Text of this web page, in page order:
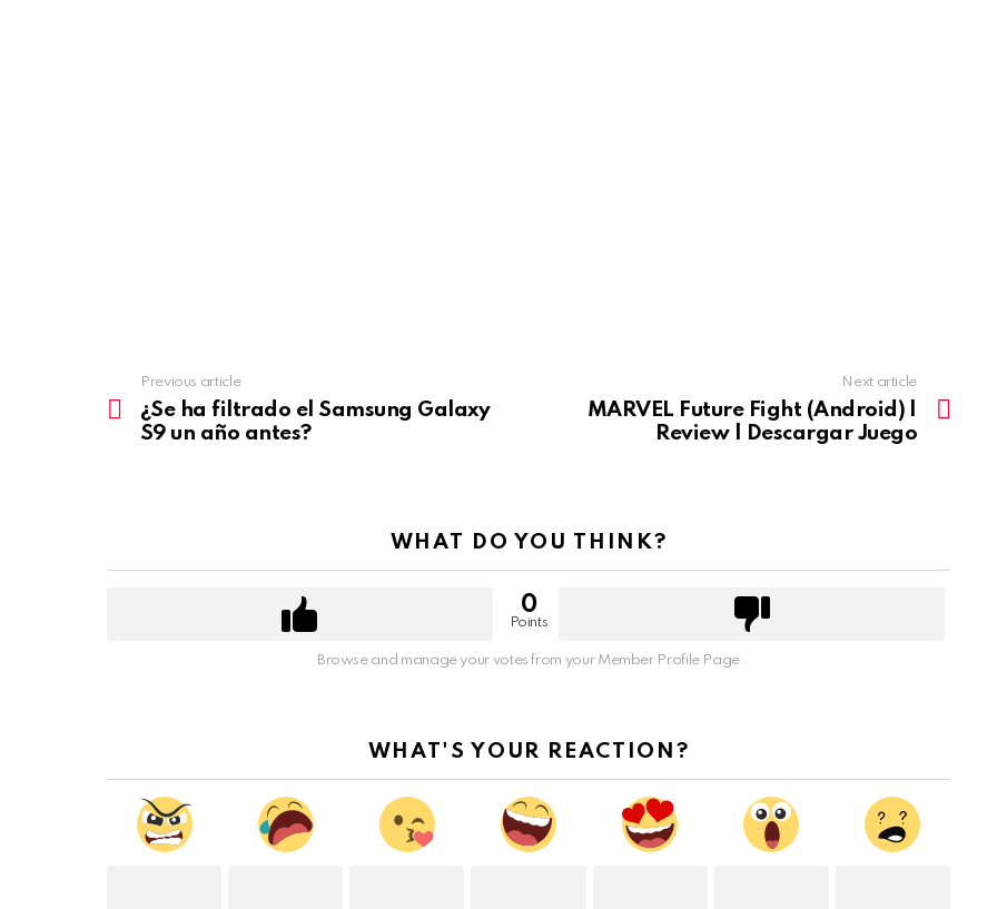
more
Previous article
¿Se ha filtrado el Samsung Galaxy
S9 un año antes?
Next article
MARVEL Future Fight (Android) |
Review | Descargar Juego
WHAT DO YOU THINK?
0
Points
Browse and manage your votes from your Member Profile Page
WHAT'S YOUR REACTION?